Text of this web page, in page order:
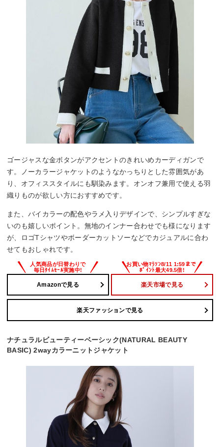
ゴージャスな金ボタンがアクセントのきれいめカーディガンで
す。ノーカラージャケットのようなかっちりとした雰囲気があ
り、オフィススタイルにも馴染みます。オンオフ兼用で使える羽
織りものが欲しい方におすすめです。
また、バイカラーの配色やラメ入りデザインで、シンプルすぎな
いのも嬉しいポイント。無地のインナー合わせでも様になります
が、ロゴTシャツやボーダーカットソーなどでカジュアルに合わ
せてもおしゃれです。
Amazonで見る 楽天市場で見る
楽天ファッションで見る
ナチュラルビューティーベーシック(NATURAL BEAUTY
BASIC) 2wayカラーニットジャケット